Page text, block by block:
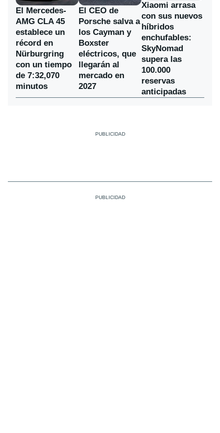
El Mercedes-
AMG CLA 45
establece un
récord en
Nürburgring
con un tiempo
de 7:32,070
minutos
El CEO de
Porsche salva a
los Cayman y
Boxster
eléctricos, que
llegarán al
mercado en
2027
Xiaomi arrasa
con sus nuevos
híbridos
enchufables:
SkyNomad
supera las
100.000
reservas
anticipadas